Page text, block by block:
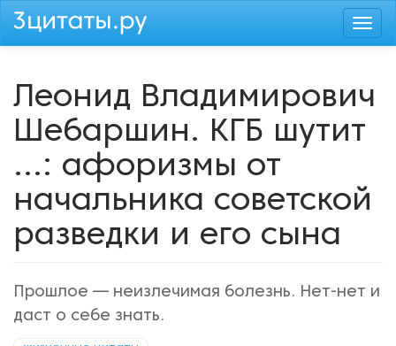
Перейти
Леонид Владимирович
Шебаршин. КГБ шутит
...: афоризмы от
начальника советской
разведки и его сына
Прошлое — неизлечимая болезнь. Нет-нет и
даст о себе знать.